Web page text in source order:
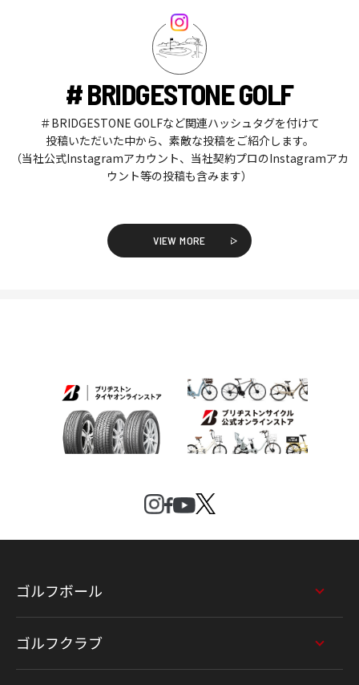
# BRIDGESTONE GOLF
＃BRIDGESTONE GOLFなど関連ハッシュタグを付けて
投稿いただいた中から、素敵な投稿をご紹介します。
（当社公式Instagramアカウント、当社契約プロのInstagramアカ
ウント等の投稿も含みます）
VIEW MORE
ゴルフボール
ゴルフクラブ